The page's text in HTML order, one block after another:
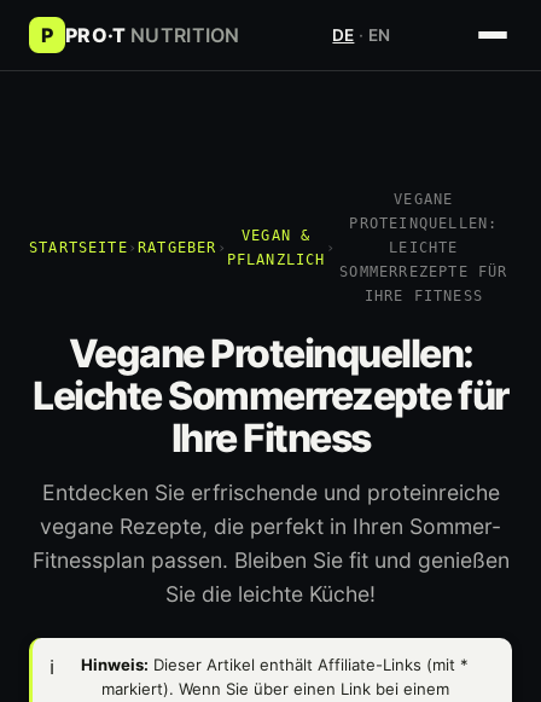
P PRO·T NUTRITION DE · EN
STARTSEITE › RATGEBER ›
VEGAN &
PFLANZLICH
›
VEGANE
PROTEINQUELLEN:
LEICHTE
SOMMERREZEPTE FÜR
IHRE FITNESS
Vegane Proteinquellen:
Leichte Sommerrezepte für
Ihre Fitness
Entdecken Sie erfrischende und proteinreiche
vegane Rezepte, die perfekt in Ihren Sommer-
Fitnessplan passen. Bleiben Sie fit und genießen
Sie die leichte Küche!
ℹ️ Hinweis: Dieser Artikel enthält Affiliate-Links (mit *
markiert). Wenn Sie über einen Link bei einem